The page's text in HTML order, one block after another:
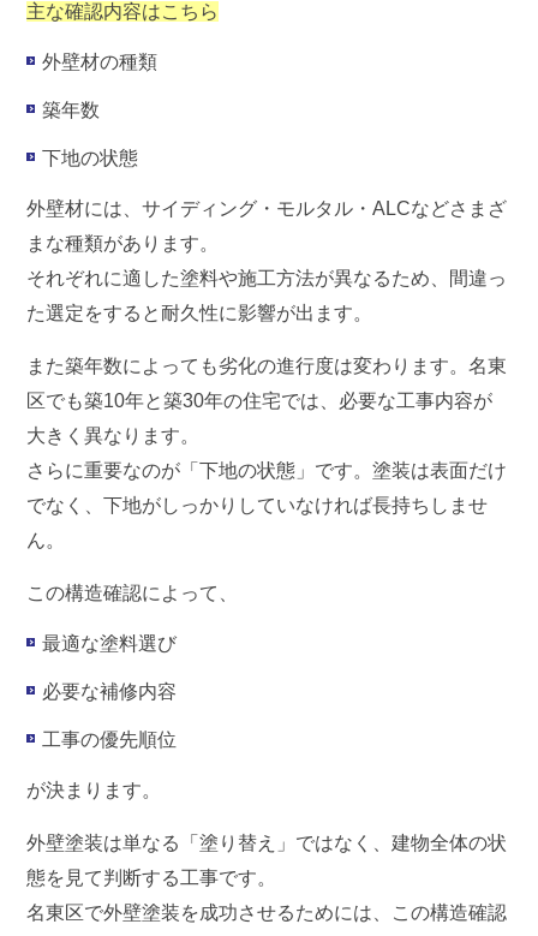
主な確認内容はこちら
外壁材の種類
築年数
下地の状態
外壁材には、サイディング・モルタル・ALCなどさまざ
まな種類があります。
それぞれに適した塗料や施工方法が異なるため、間違っ
た選定をすると耐久性に影響が出ます。
また築年数によっても劣化の進行度は変わります。名東
区でも築10年と築30年の住宅では、必要な工事内容が
大きく異なります。
さらに重要なのが「下地の状態」です。塗装は表面だけ
でなく、下地がしっかりしていなければ長持ちしませ
ん。
この構造確認によって、
最適な塗料選び
必要な補修内容
工事の優先順位
が決まります。
外壁塗装は単なる「塗り替え」ではなく、建物全体の状
態を見て判断する工事です。
名東区で外壁塗装を成功させるためには、この構造確認